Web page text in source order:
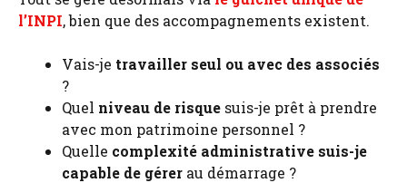
l’INPI, bien que des accompagnements existent.
Vais-je travailler seul ou avec des associés
?
Quel niveau de risque suis-je prêt à prendre
avec mon patrimoine personnel ?
Quelle complexité administrative suis-je
capable de gérer au démarrage ?